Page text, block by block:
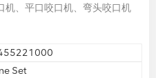
机、平口咬口机、弯头咬口机
Set